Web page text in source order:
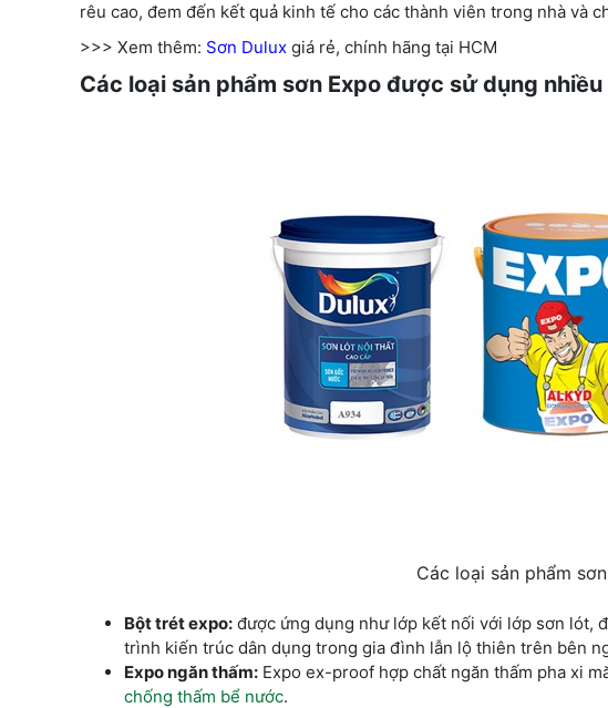
rêu cao, đem đến kết quả kinh tế cho các thành viên trong nhà và
>>> Xem thêm: Sơn Dulux giá rẻ, chính hãng tại HCM
Các loại sản phẩm sơn Expo được sử dụng
Các loại sản phẩm
Bột trét expo: được ứng dụng như lớp kết nối với lớp sơn lót,
trình kiến trúc dân dụng trong gia đình lẫn lộ thiên trên bên
Expo ngăn thấm: Expo ex-proof hợp chất ngăn thấm pha xi
chống thấm bể nước.